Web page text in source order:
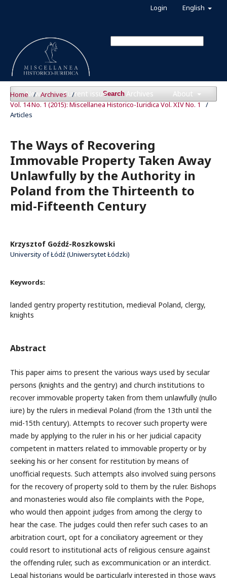
News Current issue Archives About
Search
English
Login
Home / Archives /
Vol. 14 No. 1 (2015): Miscellanea Historico-Iuridica Vol. XIV No. 1 /
Articles
The Ways of Recovering
Immovable Property Taken Away
Unlawfully by the Authority in
Poland from the Thirteenth to
mid-Fifteenth Century
Krzysztof Goźdź-Roszkowski
University of Łódź (Uniwersytet Łódzki)
Keywords:
landed gentry property restitution, medieval Poland, clergy,
knights
Abstract
This paper aims to present the various ways used by secular
persons (knights and the gentry) and church institutions to
recover immovable property taken from them unlawfully (nullo
iure) by the rulers in medieval Poland (from the 13th until the
mid-15th century). Attempts to recover such property were
made by applying to the ruler in his or her judicial capacity
competent in matters related to immovable property or by
seeking his or her consent for restitution by means of
unoﬃcial requests. Such attempts also involved suing persons
for the recovery of property sold to them by the ruler. Bishops
and monasteries would also ﬁle complaints with the Pope,
who would then appoint judges from among the clergy to
hear the case. The judges could then refer such cases to an
arbitration court, opt for a conciliatory agreement or they
could resort to institutional acts of religious censure against
the offending ruler, such as excommunication or an interdict.
Legal historians would be particularly interested in those ways